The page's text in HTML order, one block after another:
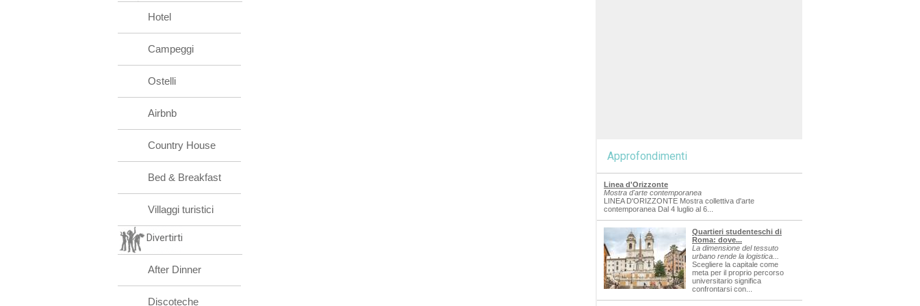
Hotel
Campeggi
Ostelli
Airbnb
Country House
Bed & Breakfast
Villaggi turistici
Divertirti
After Dinner
Discoteche
Approfondimenti
Linea d'Orizzonte
Mostra d'arte contemporanea
LINEA D'ORIZZONTE Mostra collettiva d'arte
contemporanea Dal 4 luglio al 6...
Quartieri studenteschi di
Roma: dove...
La dimensione del tessuto
urbano rende la logistica...
Scegliere la capitale come
meta per il proprio percorso
universitario significa
confrontarsi con...